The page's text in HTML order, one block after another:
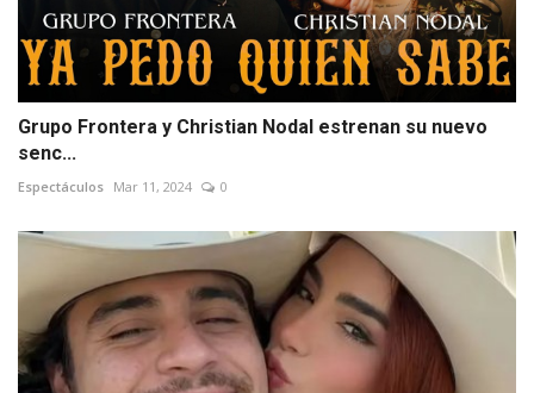
Grupo Frontera y Christian Nodal estrenan su nuevo
senc...
Espectáculos Mar 11, 2024 0